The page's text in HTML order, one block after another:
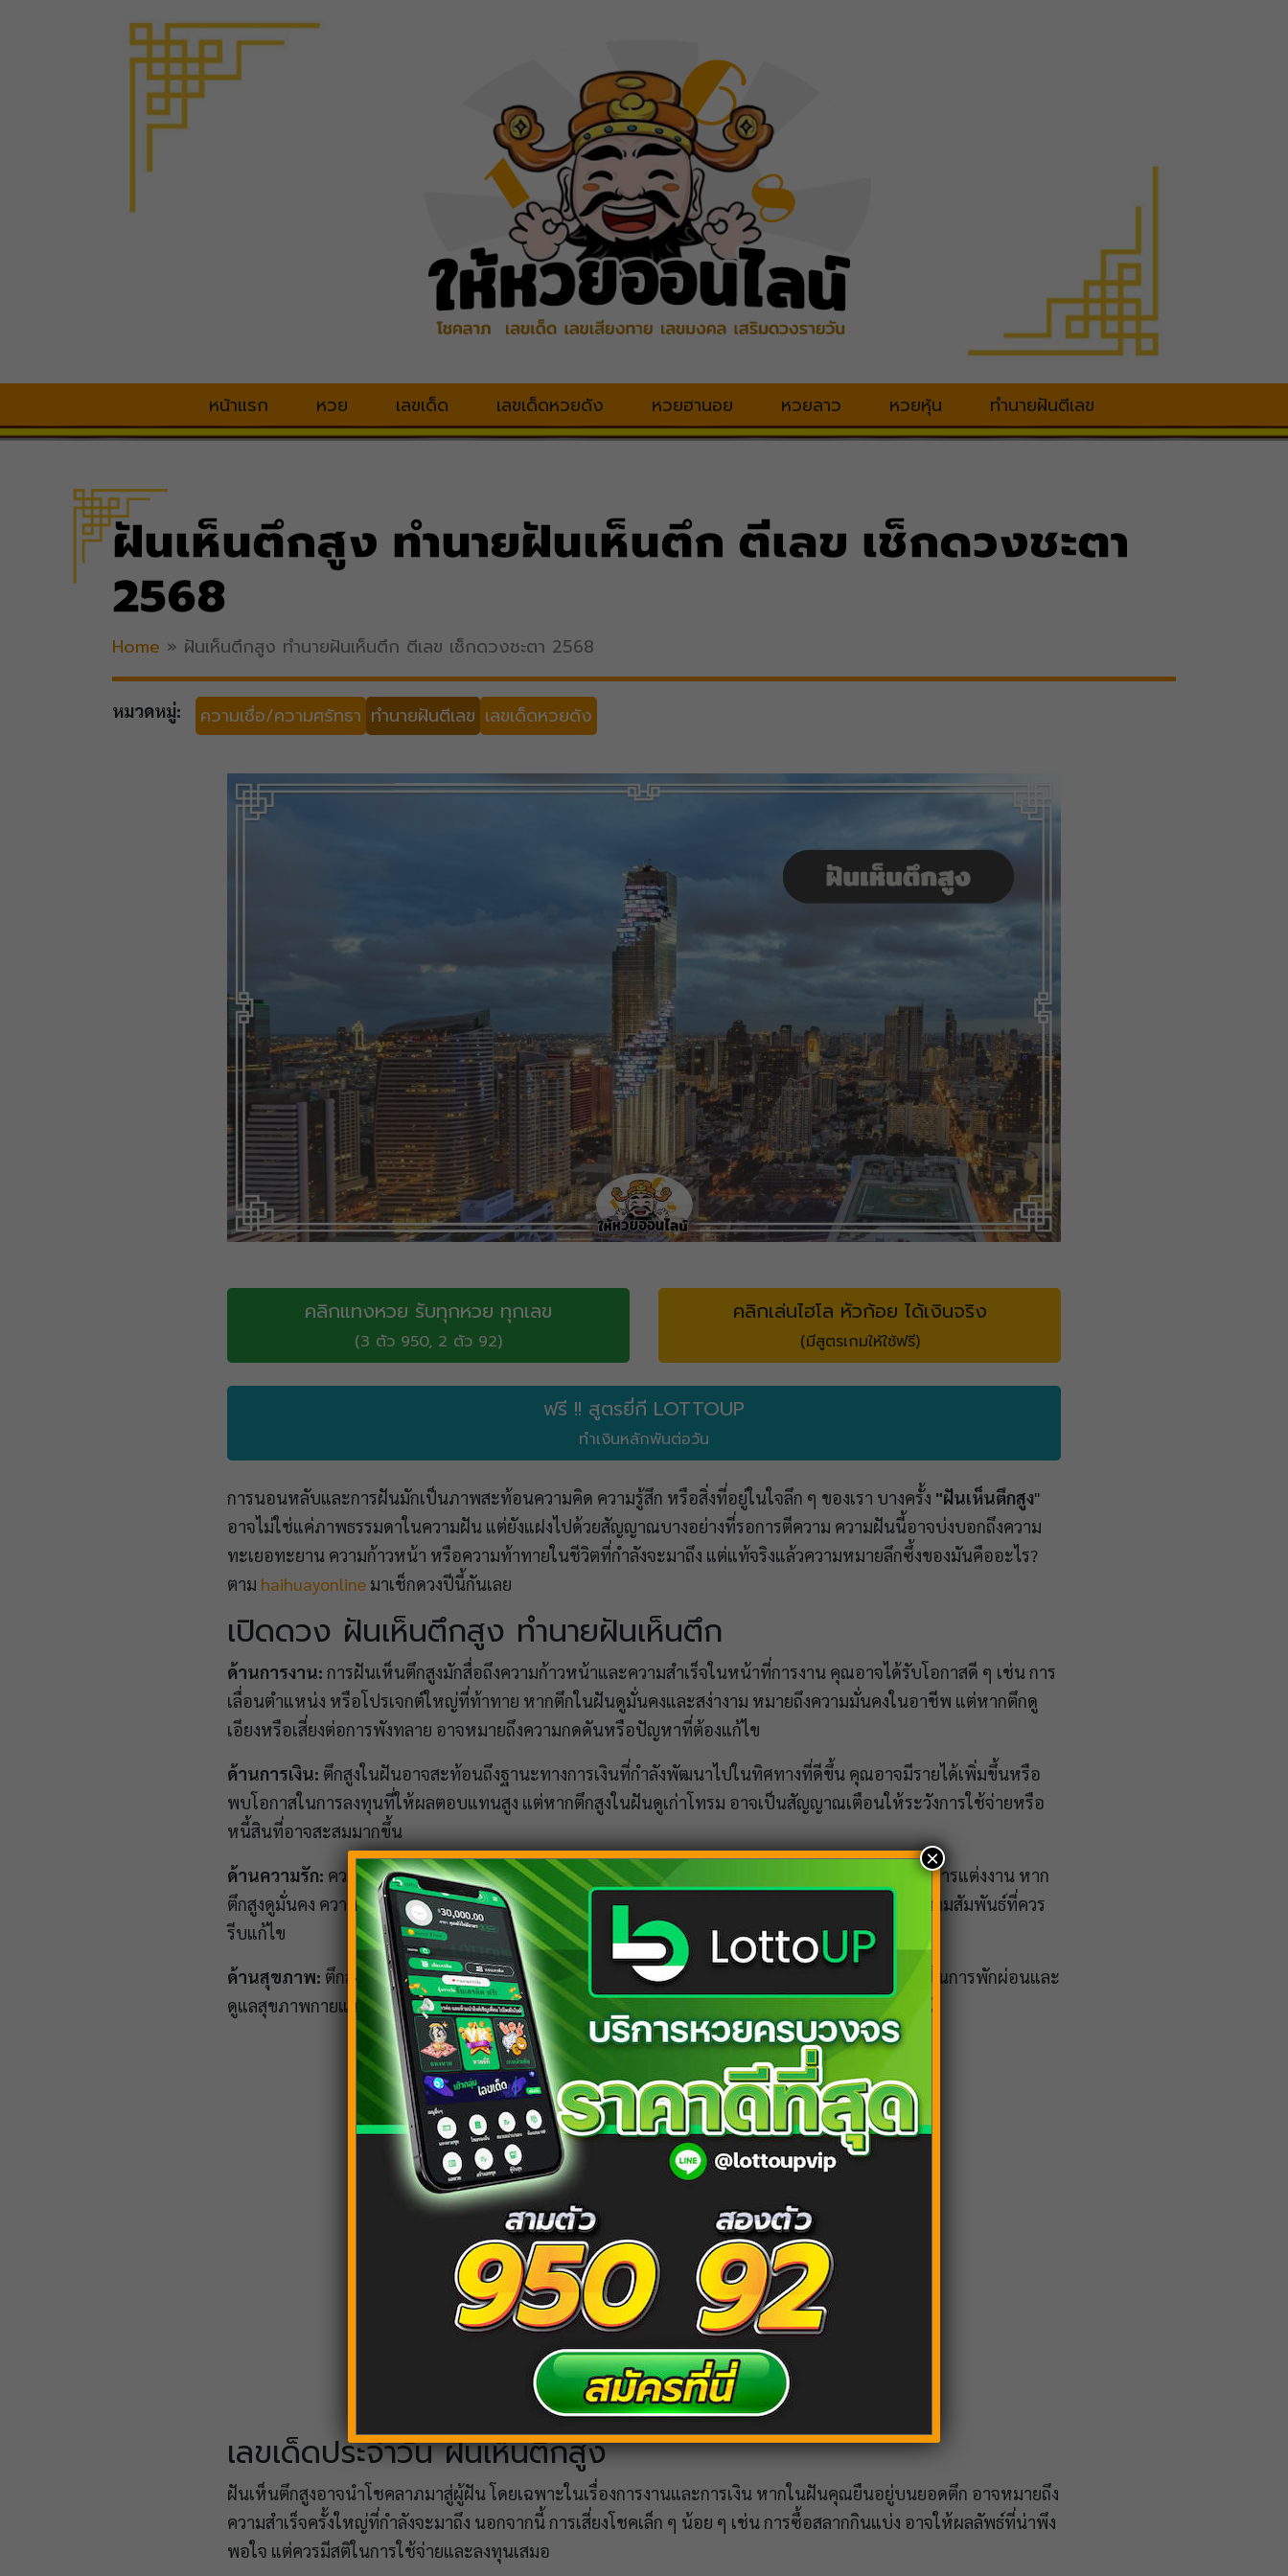
หน้าแรก หวย เลขเด็ด เลขเด็ดหวยดัง หวยฮานอย หวยลาว หวยหุ้น ทำนายฝันตีเลข
ฝันเห็นตึกสูง ทำนายฝันเห็นตึก ตีเลข เช็กดวงชะตา
2568
Home » ฝันเห็นตึกสูง ทำนายฝันเห็นตึก ตีเลข เช็กดวงชะตา 2568
หมวดหมู่: ความเชื่อ/ความศรัทธา ทำนายฝันตีเลข เลขเด็ดหวยดัง
คลิกแทงหวย รับทุกหวย ทุกเลข
(3 ตัว 950, 2 ตัว 92)
คลิกเล่นไฮโล หัวก้อย ได้เงินจริง
(มีสูตรเกมให้ใช้ฟรี)
ฟรี !! สูตรยี่กี LOTTOUP
ทำเงินหลักพันต่อวัน
การนอนหลับและการฝันมักเป็นภาพสะท้อนความคิด ความรู้สึก หรือสิ่งที่อยู่ในใจลึก ๆ ของเรา บางครั้ง "ฝันเห็นตึกสูง"
อาจไม่ใช่แค่ภาพธรรมดาในความฝัน แต่ยังแฝงไปด้วยสัญญาณบางอย่างที่รอการตีความ ความฝันนี้อาจบ่งบอกถึงความ
ทะเยอทะยาน ความก้าวหน้า หรือความท้าทายในชีวิตที่กำลังจะมาถึง แต่แท้จริงแล้วความหมายลึกซึ้งของมันคืออะไร?
ตาม haihuayonline มาเช็กดวงปีนี้กันเลย
เปิดดวง ฝันเห็นตึกสูง ทำนายฝันเห็นตึก
ด้านการงาน: การฝันเห็นตึกสูงมักสื่อถึงความก้าวหน้าและความสำเร็จในหน้าที่การงาน คุณอาจได้รับโอกาสดี ๆ เช่น การ
เลื่อนตำแหน่ง หรือโปรเจกต์ใหญ่ที่ท้าทาย หากตึกในฝันดูมั่นคงและสง่างาม หมายถึงความมั่นคงในอาชีพ แต่หากตึกดู
เอียงหรือเสี่ยงต่อการพังทลาย อาจหมายถึงความกดดันหรือปัญหาที่ต้องแก้ไข
ด้านการเงิน: ตึกสูงในฝันอาจสะท้อนถึงฐานะทางการเงินที่กำลังพัฒนาไปในทิศทางที่ดีขึ้น คุณอาจมีรายได้เพิ่มขึ้นหรือ
พบโอกาสในการลงทุนที่ให้ผลตอบแทนสูง แต่หากตึกสูงในฝันดูเก่าโทรม อาจเป็นสัญญาณเตือนให้ระวังการใช้จ่ายหรือ
หนี้สินที่อาจสะสมมากขึ้น
ด้านความรัก: ความฝันนี้อาจบ่งบอกถึงความสัมพันธ์ที่กำลังก้าวไปสู่ระดับใหม่ เช่น การหมั้นหมายหรือการแต่งงาน หาก
ตึกสูงดูมั่นคง ความรักของคุณจะมั่นคงเช่นกัน แต่หากตึกดูเปราะบาง อาจสะท้อนถึงความไม่มั่นคงในความสัมพันธ์ที่ควร
รีบแก้ไข
ด้านสุขภาพ: ตึกสูงอาจสะท้อนถึงสภาพจิตใจที่กำลังเคร่งเครียดหรือความกดดันที่สะสมไว้ ควรหาเวลาในการพักผ่อนและ
ดูแลสุขภาพกายและใจ หากตึกสูงในฝันดูสงบและสวยงาม หมายถึงสภาวะสุขภาพที่แข็งแรงและสมบูรณ์
เลขเด็ดประจำวัน ฝันเห็นตึกสูง
ฝันเห็นตึกสูงอาจนำโชคลาภมาสู่ผู้ฝัน โดยเฉพาะในเรื่องการงานและการเงิน หากในฝันคุณยืนอยู่บนยอดตึก อาจหมายถึง
ความสำเร็จครั้งใหญ่ที่กำลังจะมาถึง นอกจากนี้ การเสี่ยงโชคเล็ก ๆ น้อย ๆ เช่น การซื้อสลากกินแบ่ง อาจให้ผลลัพธ์ที่น่าพึง
พอใจ แต่ควรมีสติในการใช้จ่ายและลงทุนเสมอ
×